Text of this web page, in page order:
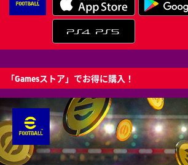
「Gamesストア」でお得に購入！